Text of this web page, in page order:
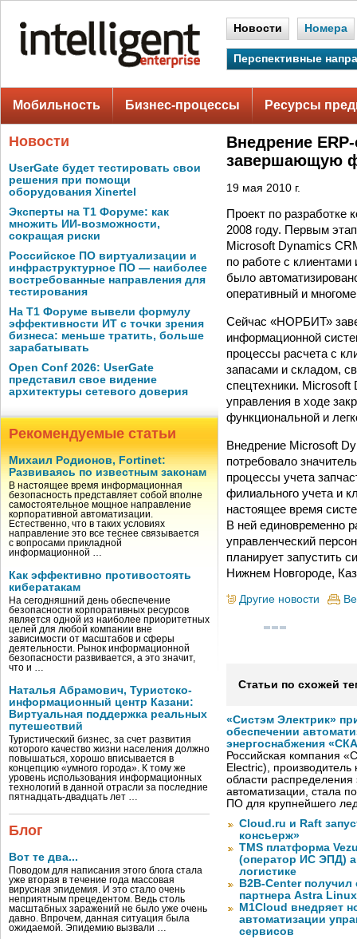
Новости Номера
Перспективные
Мобильность Бизнес-процессы Ресурсы
Новости
UserGate будет тестировать свои
решения при помощи
оборудования Xinertel
Эксперты на Т1 Форуме: как
множить ИИ-возможности,
сокращая риски
Российское ПО виртуализации и
инфраструктурное ПО — наиболее
востребованные направления для
тестирования
На Т1 Форуме вывели формулу
эффективности ИТ с точки зрения
бизнеса: меньше тратить, больше
зарабатывать
Open Conf 2026: UserGate
представил свое видение
архитектуры сетевого доверия
Рекомендуемые статьи
Михаил Родионов, Fortinet:
Развиваясь по известным законам
В настоящее время информационная
безопасность представляет собой вполне
самостоятельное мощное направление
корпоративной автоматизации.
Естественно, что в таких условиях
направление это все теснее связывается
с вопросами прикладной
информационной …
Как эффективно противостоять
кибератакам
На сегодняшний день обеспечение
безопасности корпоративных ресурсов
является одной из наиболее приоритетных
целей для любой компании вне
зависимости от масштабов и сферы
деятельности. Рынок информационной
безопасности развивается, а это значит,
что и …
Наталья Абрамович, Туристско-
информационный центр Казани:
Виртуальная поддержка реальных
путешествий
Туристический бизнес, за счет развития
которого качество жизни населения должно
повышаться, хорошо вписывается в
концепцию «умного города». К тому же
уровень использования информационных
технологий в данной отрасли за последние
пятнадцать-двадцать лет …
Блог
Вот те два...
Поводом для написания этого блога стала
уже вторая в течение года массовая
вирусная эпидемия. И это стало очень
неприятным прецедентом. Ведь столь
масштабных заражений не было уже очень
давно. Впрочем, данная ситуация была
ожидаемой. Эпидемию вызвали …
Внедрение
завершающую
19 мая 2010 г.
Проект по разработке
2008 году. Первым
Microsoft Dynamics
по работе с
было
оперативный и
Сейчас «НОРБИТ»
информационной
процессы расчета с
запасами и складом,
спецтехники.
управления в ходе
функциональной и
Внедрение Microsoft
потребовало
процессы учета
филиального учета и
настоящее время
В ней единовременно
управленческий
планирует запустить
Нижнем Новгороде,
Другие новости
Статьи по схожей
«Систэм Электрик»
обеспечении
энергоснабжения
Российская компания
Electric),
области распределения
автоматизации, стала
ПО для крупнейшего
Cloud.ru и Raft
консьерж»
TMS платформа
(оператор ИС ЭПД)
логистике
B2B-Center получил
партнера Astra Linux
M1Cloud внедряет
автоматизации
сервисов